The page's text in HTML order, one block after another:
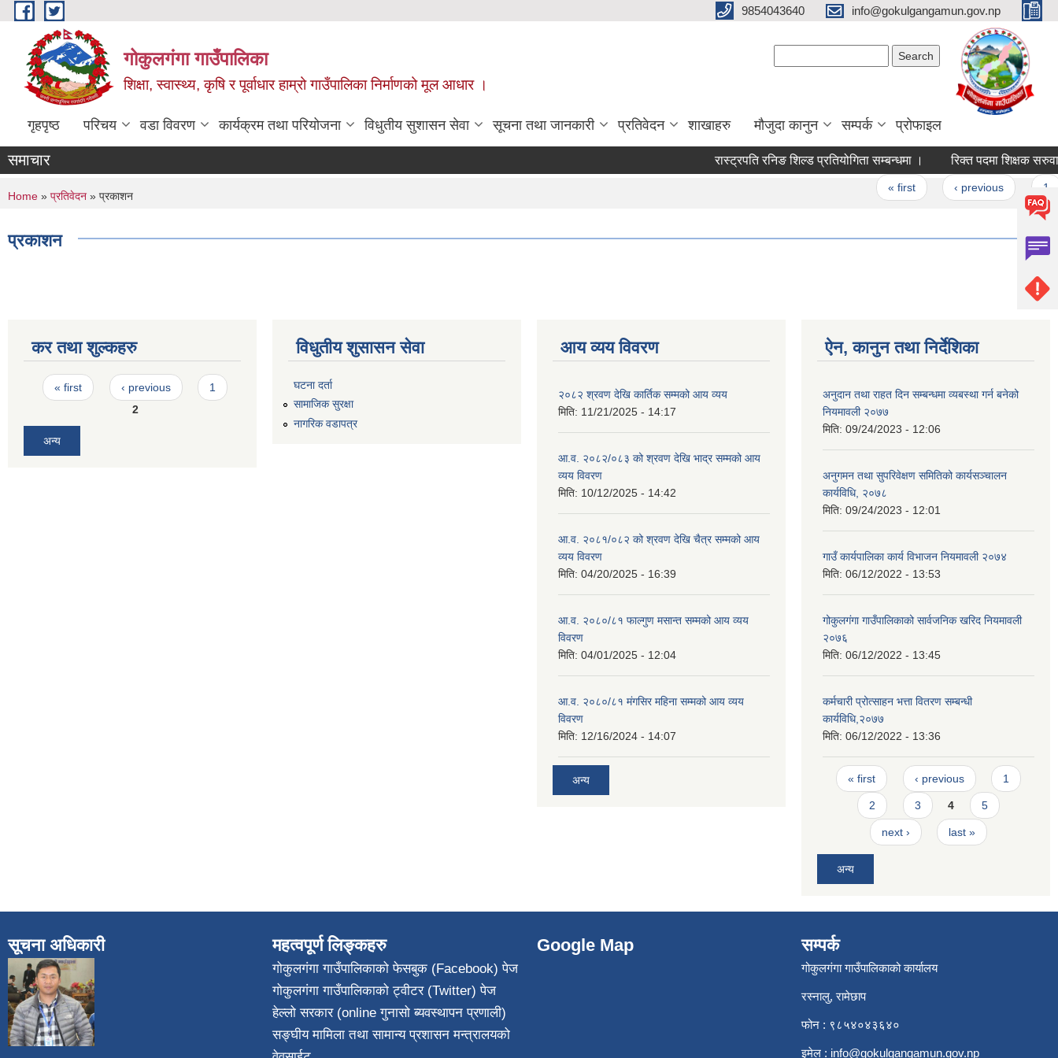
Skip to main content 9854043640 info@gokulgangamun.gov.np
गोकुलगंगा गाउँपालिका
शिक्षा, स्वास्थ्य, कृषि र पूर्वाधार हाम्रो गाउँपालिका निर्माणको मूल आधार ।
गृहपृष्ठ परिचय वडा विवरण कार्यक्रम तथा परियोजना विधुतीय सुशासन सेवा सूचना तथा जानकारी प्रतिवेदन शाखाहरु मौजुदा कानुन सम्पर्क प्रोफाइल
समाचार रास्ट्रपति रनिङ शिल्ड प्रतियोगिता सम्बन्धमा । रिक्त पदमा शिक्षक सरुवा
« first ‹ previous
You are here
Home » प्रतिवेदन » प्रकाशन
प्रकाशन
कर तथा शुल्कहरु
Pages
« first ‹ previous
1
2
अन्य
विधुतीय शुसासन सेवा
घटना दर्ता
सामाजिक सुरक्षा
नागरिक वडापत्र
आय व्यय विवरण
२०८२ श्रवण देखि कार्तिक सम्मको आय व्यय
मिति: 11/21/2025 - 14:17
आ.व. २०८२/०८३ को श्रवण देखि भाद्र सम्मको आय
व्यय विवरण
मिति: 10/12/2025 - 14:42
आ.व. २०८१/०८२ को श्रवण देखि चैत्र सम्मको आय
व्यय विवरण
मिति: 04/20/2025 - 16:39
आ.व. २०८०/८१ फाल्गुण मसान्त सम्मको आय व्यय
विवरण
मिति: 04/01/2025 - 12:04
आ.व. २०८०/८१ मंगसिर महिना सम्मको आय व्यय
विवरण
मिति: 12/16/2024 - 14:07
अन्य
ऐन, कानुन तथा निर्देशिका
अनुदान तथा राहत दिन सम्बन्धमा व्यबस्था गर्न बनेको
नियमावली २०७७
मिति: 09/24/2023 - 12:06
अनुगमन तथा सुपरिवेक्षण समितिको कार्यसञ्चालन
कार्यविधि, २०७८
मिति: 09/24/2023 - 12:01
गाउँ कार्यपालिका कार्य विभाजन नियमावली २०७४
मिति: 06/12/2022 - 13:53
गोकुलगंगा गाउँपालिकाको सार्वजनिक खरिद नियमावली
२०७६
मिति: 06/12/2022 - 13:45
कर्मचारी प्रोत्साहन भत्ता वितरण सम्बन्धी
कार्यविधि,२०७७
मिति: 06/12/2022 - 13:36
Pages
« first ‹ previous 1
2 3 4 5
next › last »
अन्य
सूचना अधिकारी महत्वपूर्ण लिङ्कहरु
गोकुलगंगा गाउँपालिकाको फेसबुक (Facebook) पेज
गोकुलगंगा गाउँपालिकाको ट्वीटर (Twitter) पेज
हेल्लो सरकार (online गुनासो ब्यवस्थापन प्रणाली)
सङ्घीय मामिला तथा सामान्य प्रशासन मन्त्रालयको
Google Map सम्पर्क
गोकुलगंगा गाउँपालिकाको कार्यालय
रस्नालु, रामेछाप
फोन : ९८५४०४३६४०
इमेल : info@gokulgangamun.gov.np